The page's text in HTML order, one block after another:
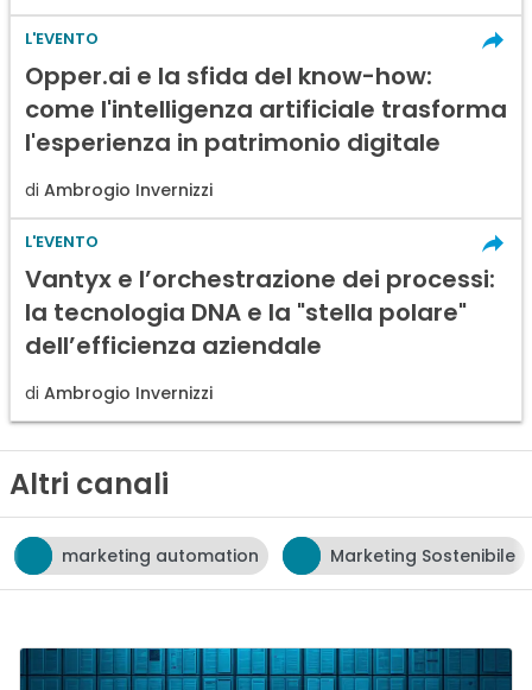
L'EVENTO
Opper.ai e la sfida del know-how:
come l'intelligenza artificiale trasforma
l'esperienza in patrimonio digitale
di Ambrogio Invernizzi
L'EVENTO
Vantyx e l’orchestrazione dei processi:
la tecnologia DNA e la "stella polare"
dell’efficienza aziendale
di Ambrogio Invernizzi
Altri canali
Marketing Sostenibile